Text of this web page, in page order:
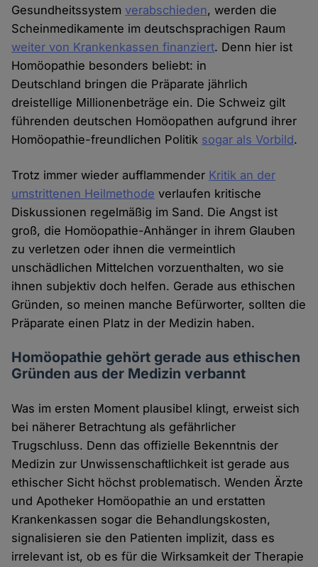
Gesundheitssystemverabschieden, werden die
Scheinmedikamente im deutschsprachigen Raum
weiter von Krankenkassen finanziert. Denn hier ist
Homöopathie besonders beliebt: in
Deutschland bringen die Präparate jährlich
dreistellige Millionenbeträge ein. Die Schweiz gilt
führenden deutschen Homöopathen aufgrund ihrer
Homöopathie-freundlichen Politik sogar als Vorbild.
Trotz immer wieder aufflammender Kritik an der
umstrittenen Heilmethode verlaufen kritische
Diskussionen regelmäßig im Sand. Die Angst ist
groß, die Homöopathie-Anhänger in ihrem Glauben
zu verletzen oder ihnen die vermeintlich
unschädlichen Mittelchen vorzuenthalten, wo sie
ihnen subjektiv doch helfen. Gerade aus ethischen
Gründen, so meinen manche Befürworter, sollten die
Präparate einen Platz in der Medizin haben.
Homöopathie gehört gerade aus ethischen
Gründen aus der Medizin verbannt
Was im ersten Moment plausibel klingt, erweist sich
bei näherer Betrachtung als gefährlicher
Trugschluss. Denn das offizielle Bekenntnis der
Medizin zur Unwissenschaftlichkeit ist gerade aus
ethischer Sicht höchst problematisch. Wenden Ärzte
und Apotheker Homöopathie an und erstatten
Krankenkassen sogar die Behandlungskosten,
signalisieren sie den Patienten implizit, dass es
irrelevant ist, ob es für die Wirksamkeit der Therapie